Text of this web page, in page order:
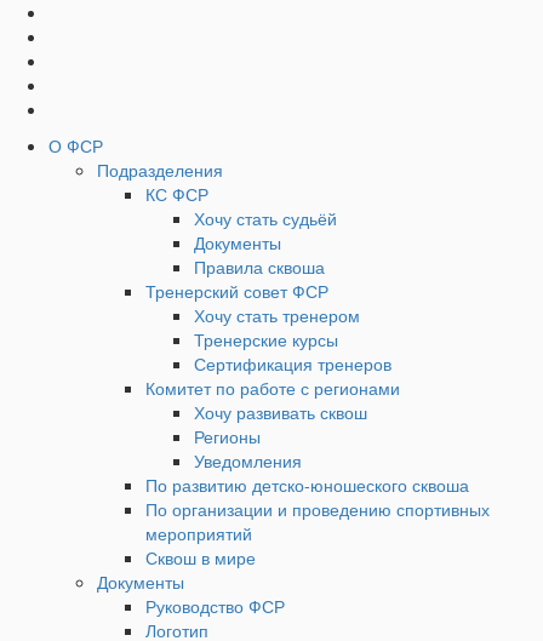
Наверх
Социальные
кнопки
Верхнее
Меню
О ФСР
Подразделения
КС ФСР
Хочу стать судьёй
Документы
Правила сквоша
Тренерский совет ФСР
Хочу стать тренером
Тренерские курсы
Сертификация тренеров
Комитет по работе с регионами
Хочу развивать сквош
Регионы
Уведомления
По развитию детско-юношеского сквоша
По организации и проведению спортивных
мероприятий
Сквош в мире
Документы
Руководство ФСР
Логотип